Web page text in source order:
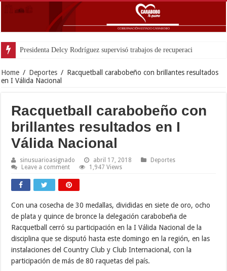
Home / Deportes / Racquetball carabobeño con brillantes resultados
en I Válida Nacional
Racquetball carabobeño con
brillantes resultados en I
Válida Nacional
sinusuarioasignado abril 17, 2018
Deportes
Leave a comment
1,947 Views
Con una cosecha de 30 medallas, divididas en siete de oro, ocho
de plata y quince de bronce la delegación carabobeña de
Racquetball cerró su participación en la I Válida Nacional de la
disciplina que se disputó hasta este domingo en la región, en las
instalaciones del Country Club y Club Internacional, con la
participación de más de 80 raquetas del país.